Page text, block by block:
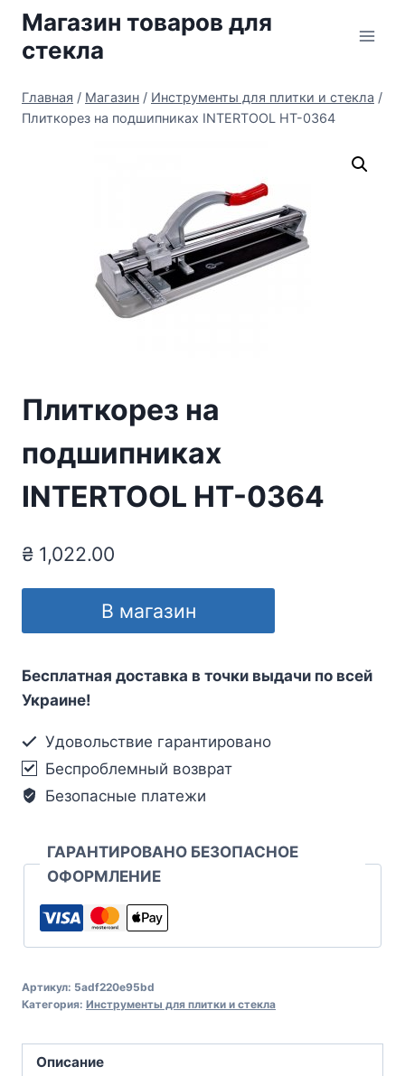
Перейти
содержимому
Магазин товаров для
стекла
Главная / Магазин / Инструменты для плитки и стекла /
Плиткорез на подшипниках INTERTOOL HT-0364
Плиткорез на
подшипниках
INTERTOOL HT-0364
₴ 1,022.00
В магазин
Бесплатная доставка в точки выдачи по всей
Украине!
Удовольствие гарантировано
Беспроблемный возврат
Безопасные платежи
ГАРАНТИРОВАНО БЕЗОПАСНОЕ
ОФОРМЛЕНИЕ
Артикул: 5adf220e95bd
Категория: Инструменты для плитки и стекла
Описание